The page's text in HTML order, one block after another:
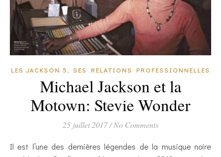
LES JACKSON 5, SES RELATIONS PROFESSIONNELLES
Michael Jackson et la
Motown: Stevie Wonder
25 juillet 2017/No Comments
Il est l’une des dernières légendes de la musique noire